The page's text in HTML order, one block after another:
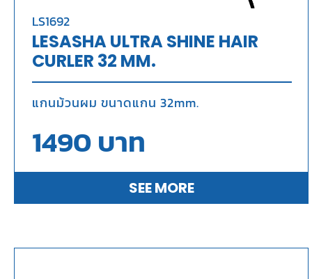
LS1692
LESASHA ULTRA SHINE HAIR
CURLER 32 MM.
แกนม้วนผม ขนาดแกน 32mm.
1490บาท
SEE MORE